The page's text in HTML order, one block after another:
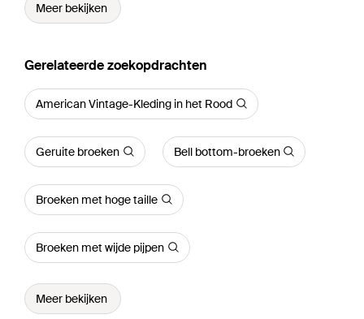
Meer bekijken
Gerelateerde zoekopdrachten
American Vintage-Kleding in het Rood
Geruite broeken Bell bottom-broeken
Broeken met hoge taille
Broeken met wijde pijpen
Meer bekijken